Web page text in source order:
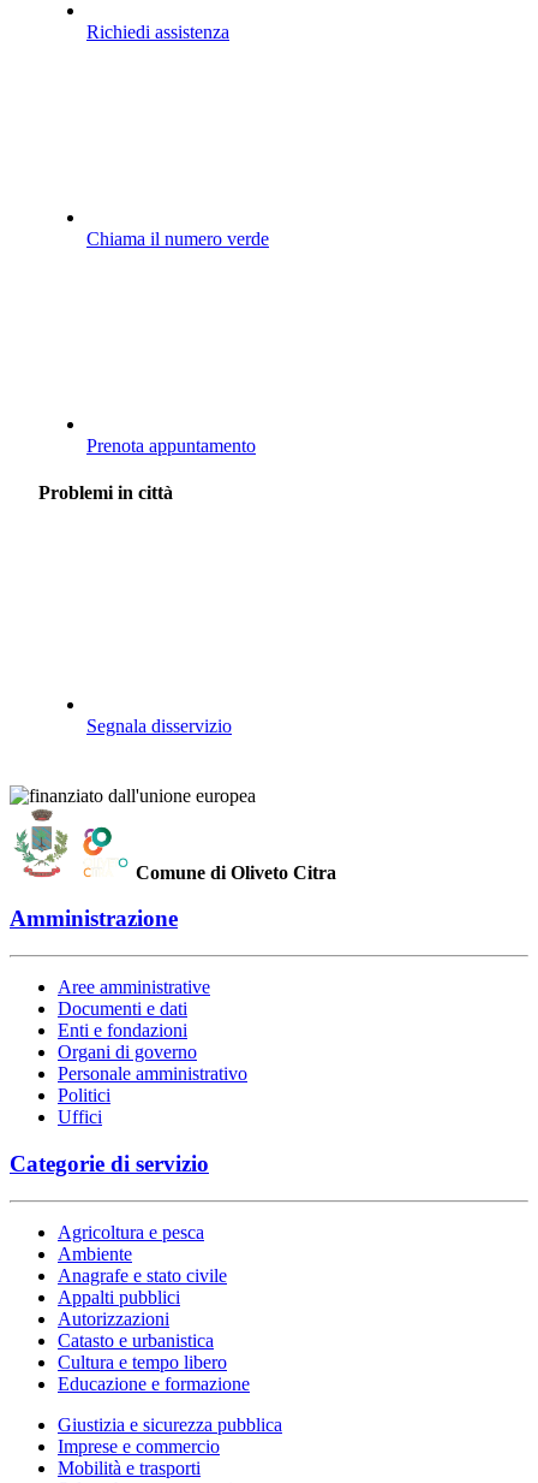
Richiedi assistenza
Chiama il numero verde
Prenota appuntamento
Problemi in città
Segnala disservizio
Comune di Oliveto Citra
Amministrazione
Aree amministrative
Documenti e dati
Enti e fondazioni
Organi di governo
Personale amministrativo
Politici
Uffici
Categorie di servizio
Agricoltura e pesca
Ambiente
Anagrafe e stato civile
Appalti pubblici
Autorizzazioni
Catasto e urbanistica
Cultura e tempo libero
Educazione e formazione
Giustizia e sicurezza pubblica
Imprese e commercio
Mobilità e trasporti